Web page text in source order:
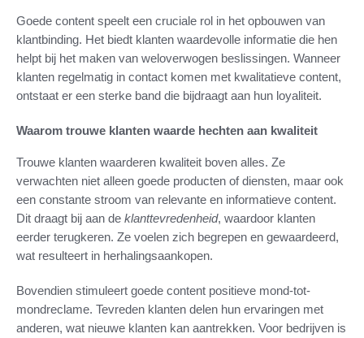
Goede content speelt een cruciale rol in het opbouwen van
klantbinding. Het biedt klanten waardevolle informatie die hen
helpt bij het maken van weloverwogen beslissingen. Wanneer
klanten regelmatig in contact komen met kwalitatieve content,
ontstaat er een sterke band die bijdraagt aan hun loyaliteit.
Waarom trouwe klanten waarde hechten aan kwaliteit
Trouwe klanten waarderen kwaliteit boven alles. Ze
verwachten niet alleen goede producten of diensten, maar ook
een constante stroom van relevante en informatieve content.
Dit draagt bij aan de klanttevredenheid, waardoor klanten
eerder terugkeren. Ze voelen zich begrepen en gewaardeerd,
wat resulteert in herhalingsaankopen.
Bovendien stimuleert goede content positieve mond-tot-
mondreclame. Tevreden klanten delen hun ervaringen met
anderen, wat nieuwe klanten kan aantrekken. Voor bedrijven is